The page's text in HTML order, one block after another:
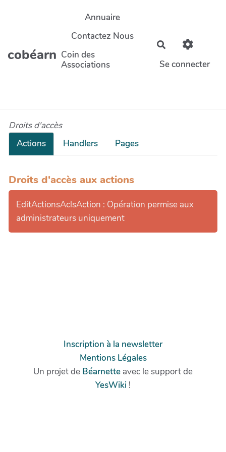
Aller au contenu principal
cobéarn
Annuaire
Contactez Nous
Coin des
Associations
Rechercher
Se connecter
Droits d'accès
Actions
Handlers Pages
Droits d'accès aux actions
EditActionsAclsAction : Opération permise aux
administrateurs uniquement
Inscription à la newsletter
Mentions Légales
Un projet de Béarnette avec le support de
YesWiki !